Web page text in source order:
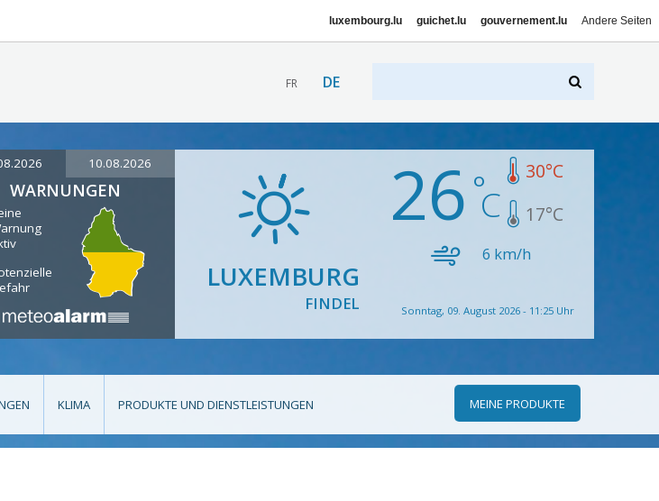
luxembourg.lu guichet.lu gouvernement.lu Andere Seiten
FR DE
10.08.2026
WARNUNGEN
LUXEMBURG
FINDEL
26 30°C
17°C
6 km/h
Sonntag, 09. August 2026 - 11:25 Uhr
KLIMA PRODUKTE UND DIENSTLEISTUNGEN MEINE PRODUKTE